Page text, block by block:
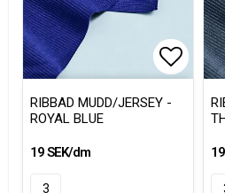
Lägg
Lägg
RIBBAD MUDD/JERSEY -
ROYAL BLUE
19 SEK/dm